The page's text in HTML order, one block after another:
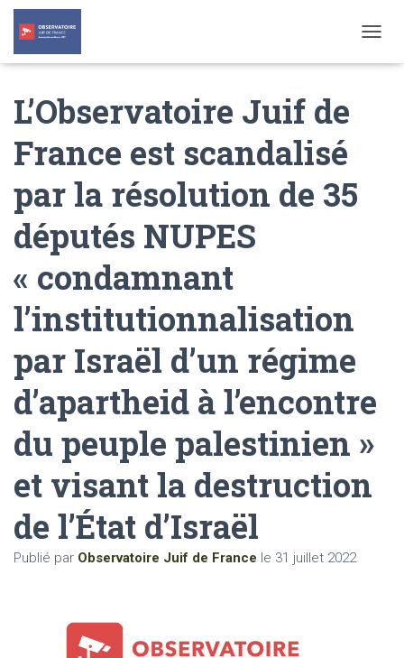
O
L’Observatoire Juif de
France est scandalisé
par la résolution de 35
députés NUPES
« condamnant
l’institutionnalisation
par Israël d’un régime
d’apartheid à l’encontre
du peuple palestinien »
et visant la destruction
de l’État d’Israël
Publié par Observatoire Juif de France le 31 juillet 2022